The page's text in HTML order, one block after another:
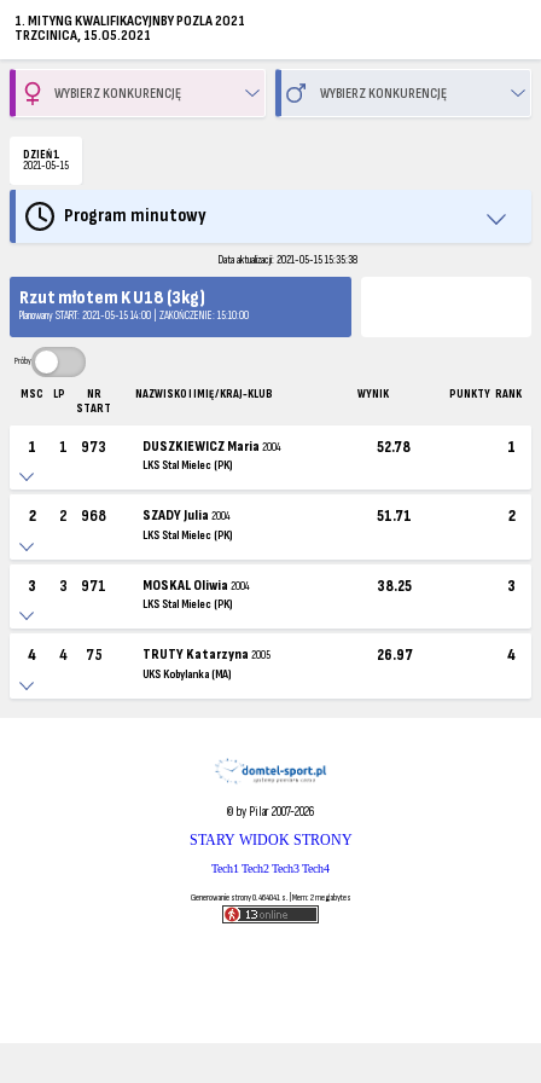
1. MITYNG KWALIFIKACYJNBY POZLA 2021
TRZCINICA, 15.05.2021
DZIEŃ 1
2021-05-15
Program minutowy
Data aktualizacji: 2021-05-15 15:35:38
Rzut młotem K U18 (3kg)
Planowany START: 2021-05-15 14:00 | ZAKOŃCZENIE: 15:10:00
Próby
MSC LP
NR
START
NAZWISKO I IMIĘ / KRAJ-KLUB WYNIK PUNKTY RANK
1 1 973 DUSZKIEWICZ Maria2004
LKS Stal Mielec (PK)
52.78 1
2 2 968 SZADY Julia2004
LKS Stal Mielec (PK)
51.71 2
3 3 971 MOSKAL Oliwia2004
LKS Stal Mielec (PK)
38.25 3
4 4 75 TRUTY Katarzyna2005
UKS Kobylanka (MA)
26.97 4
© by Pilar 2007-2026
STARY WIDOK STRONY
Tech1 Tech2Tech3Tech4
Generowanie strony 0.464041 s. | Mem: 2 megabytes